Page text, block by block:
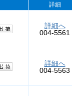
詳細
詳細へ
004-5561
詳細へ
004-5563